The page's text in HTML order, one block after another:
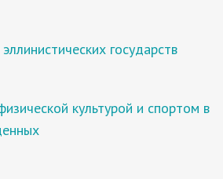
государств
культурой и спортом в